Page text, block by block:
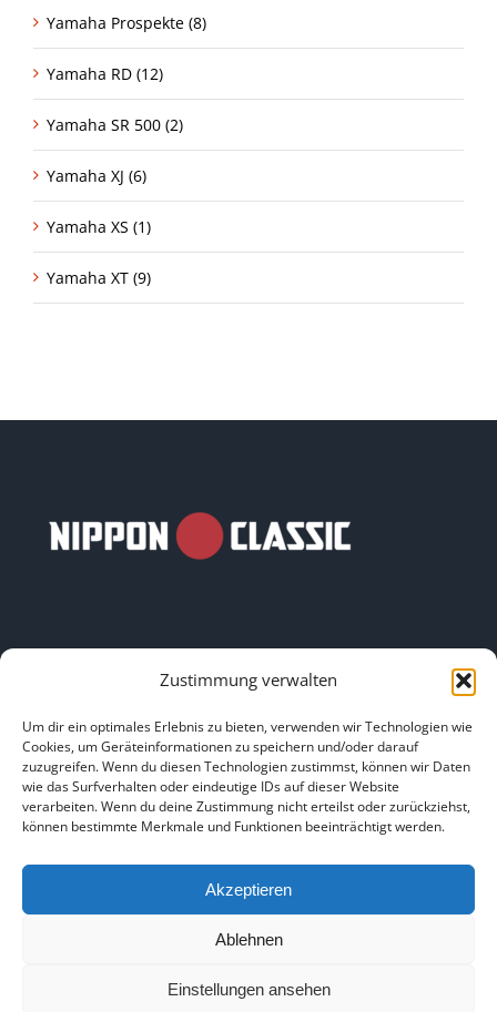
Zustimmung verwalten
Um dir ein optimales Erlebnis zu bieten, verwenden wir Technologien wie
Cookies, um Geräteinformationen zu speichern und/oder darauf
zuzugreifen. Wenn du diesen Technologien zustimmst, können wir Daten
wie das Surfverhalten oder eindeutige IDs auf dieser Website
verarbeiten. Wenn du deine Zustimmung nicht erteilst oder zurückziehst,
können bestimmte Merkmale und Funktionen beeinträchtigt werden.
Akzeptieren
Ablehnen
Einstellungen ansehen
Yamaha Prospekte (8)
Yamaha RD (12)
Yamaha SR 500 (2)
Yamaha XJ (6)
Yamaha XS (1)
Yamaha XT (9)
HOME|ÜBER UNS| IMPRESSUM |DATENSCHUTZ
BILDNACHWEISE
Copyright 2025